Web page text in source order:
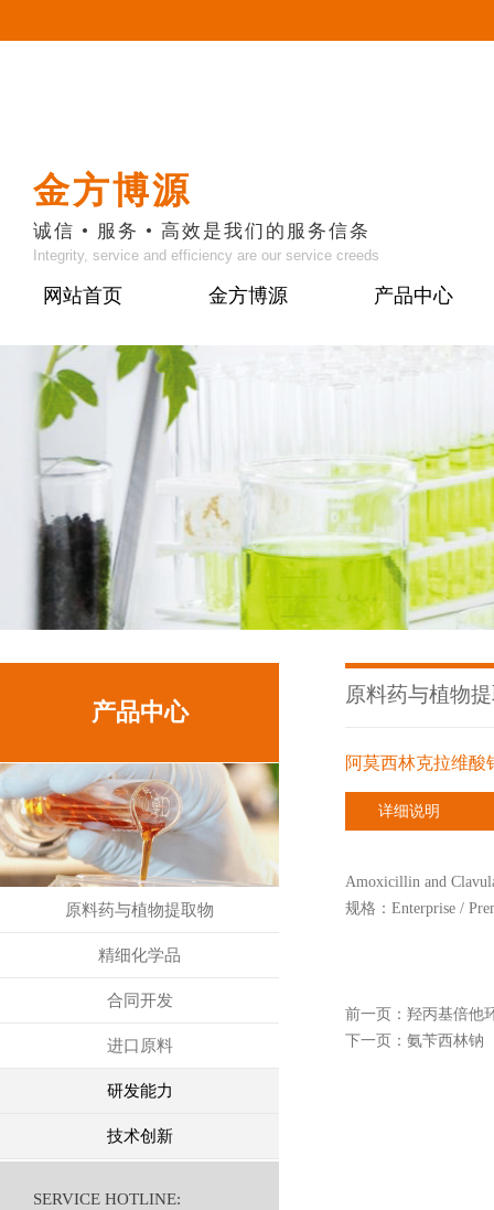
金方博源
诚信 • 服务 • 高效是我们的服务信条
Integrity, service and efficiency are our service creeds
网站首页 金方博源 产品中心
产品中心
原料药与植物提取物
精细化学品
合同开发
进口原料
研发能力
技术创新
SERVICE HOTLINE:
原料药与植物
阿莫西林克拉维酸
详细说明
Amoxicillin and
规格：Enterprise /
前一页： 羟丙基倍他
下一页： 氨苄西林钠